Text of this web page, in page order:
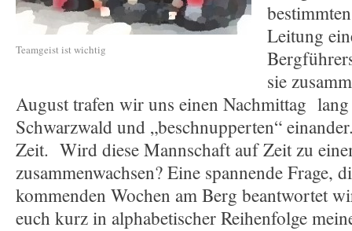
Teamgeist ist wichtig
Leitung
sie
August trafen wir uns einen Nachmittag
Schwarzwald und „beschnupperten“
Zeit. Wird diese Mannschaft auf Zeit zu
zusammenwachsen? Eine spannende Frage,
kommenden Wochen am Berg beantwortet
euch kurz in alphabetischer Reihenfolge